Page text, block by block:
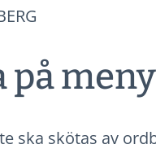
på
ska skötas av